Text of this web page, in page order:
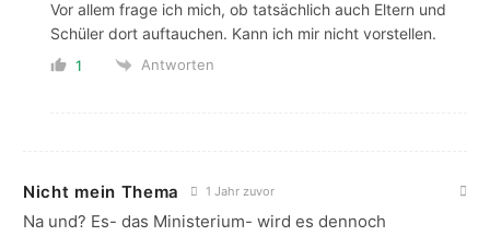
Vor allem frage ich mich, ob tatsächlich auch Eltern und
Schüler dort auftauchen. Kann ich mir nicht vorstellen.
1 Antworten
Nicht mein Thema 1 Jahr zuvor
Na und? Es- das Ministerium- wird es dennoch